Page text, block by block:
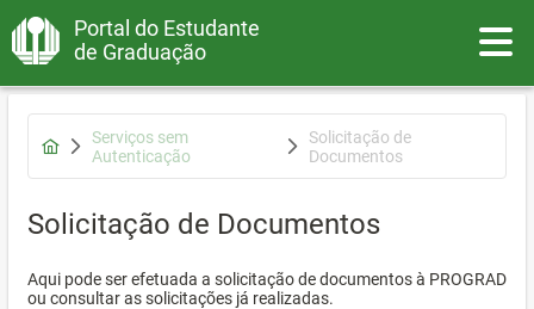
Portal do Estudante
de Graduação
Serviços sem
Autenticação
Solicitação de
Documentos
Solicitação de Documentos
Aqui pode ser efetuada a solicitação de documentos à PROGRAD
ou consultar as solicitações já realizadas.